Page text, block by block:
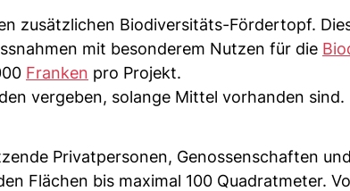
zusätzlichen Biodiversitäts-Fördertopf.
mit besonderem Nutzen für die
Franken pro Projekt.
vergeben, solange Mittel vorhanden sind.
Privatpersonen, Genossenschaften
Flächen bis maximal 100 Quadratmeter.